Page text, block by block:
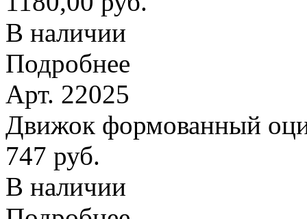
В наличии
Подробнее
Арт. 22025
Движок формованный
747 руб.
В наличии